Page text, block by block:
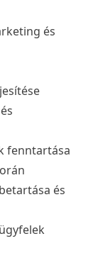
és
fenntartása
és